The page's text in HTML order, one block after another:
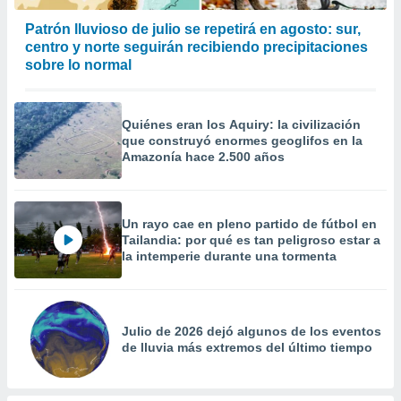
crear un
contenido
medir el
de la
el
del
de
o a través
de
de
de
uso de
con el
Patrón lluvioso de julio se repetirá en agosto: sur,
centro y norte seguirán recibiendo precipitaciones
sobre lo normal
Quiénes eran los Aquiry: la civilización
que construyó enormes geoglifos en la
Amazonía hace 2.500 años
Un rayo cae en pleno partido de fútbol en
Tailandia: por qué es tan peligroso estar a
la intemperie durante una tormenta
Julio de 2026 dejó algunos de los eventos
de lluvia más extremos del último tiempo